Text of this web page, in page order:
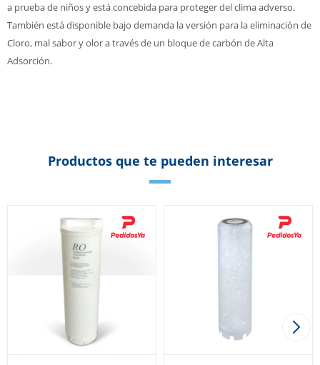
a prueba de niños y está concebida para proteger del clima adverso.
También está disponible bajo demanda la versión para la eliminación de
Cloro, mal sabor y olor a través de un bloque de carbón de Alta
Adsorción.
Productos que te pueden interesar